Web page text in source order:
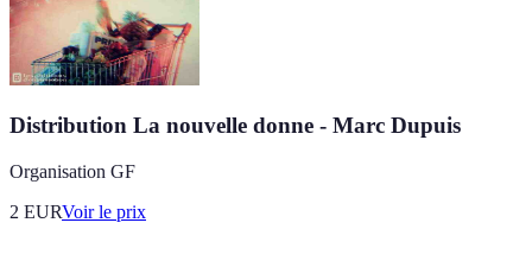
Distribution La nouvelle donne - Marc Dupuis
Organisation GF
2 EURVoir le prix